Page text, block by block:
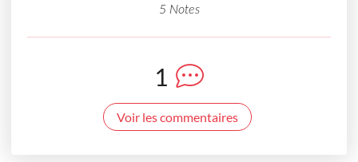
5 Notes
1
Voir les commentaires